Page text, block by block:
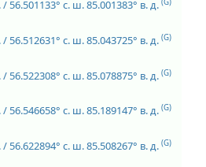
/ 56.501133° с. ш.85.001383° в. д.
/ 56.512631° с. ш.85.043725° в. д. (G)
/ 56.522308° с. ш.85.078875° в. д. (G)
/ 56.546658° с. ш.85.189147° в. д. (G)
/ 56.622894° с. ш.85.508267° в. д. (G)